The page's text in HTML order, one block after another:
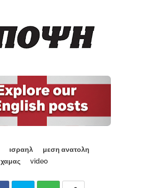
ισραηλ
μεση ανατολη
χαμας video